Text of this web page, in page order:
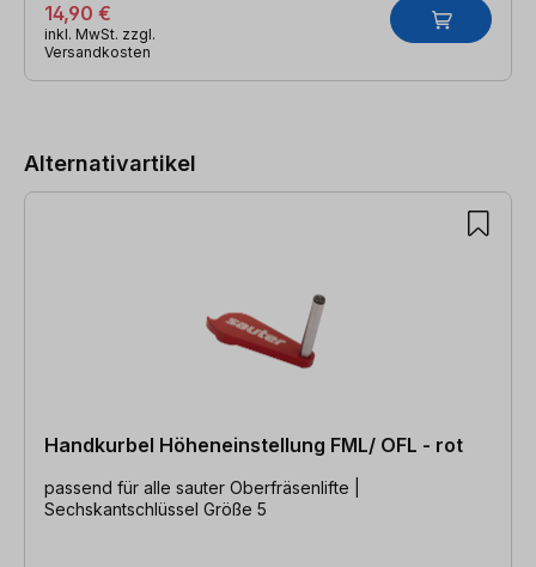
14,90 €
inkl. MwSt. zzgl.
Versandkosten
Alternativartikel
Handkurbel Höheneinstellung FML/ OFL - rot
passend für alle sauter Oberfräsenlifte |
Sechskantschlüssel Größe 5